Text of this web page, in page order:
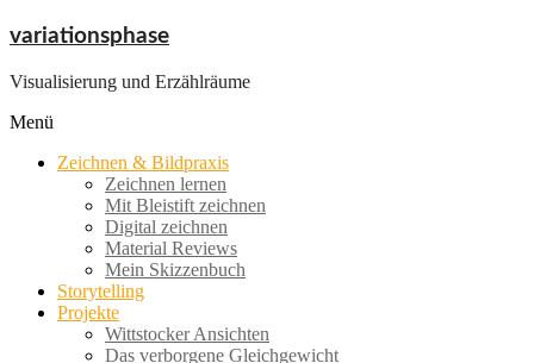
Zum
springen
variationsphase
Visualisierung und Erzählräume
Menü
Zeichnen & Bildpraxis
Zeichnen lernen
Mit Bleistift zeichnen
Digital zeichnen
Material Reviews
Mein Skizzenbuch
Storytelling
Projekte
Wittstocker Ansichten
Das verborgene Gleichgewicht